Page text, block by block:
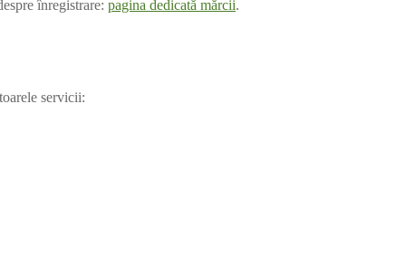
înregistrare: pagina dedicată mărcii.
servicii: